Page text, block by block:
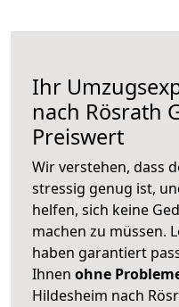
Ihr
nach Rösrath
Preiswert
Wir verstehen, dass
stressig genug ist,
helfen, sich keine
machen zu müssen.
haben garantiert
Ihnen ohne
Hildesheim nach